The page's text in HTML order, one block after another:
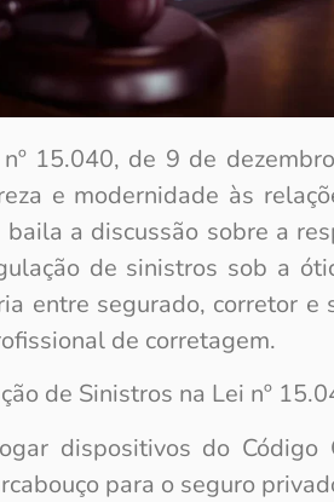
15.040, de 9 de
e modernidade às
a discussão sobre a
de sinistros sob a
entre segurado, corretor e
de corretagem.
de Sinistros na Lei nº
dispositivos do Código
para o seguro